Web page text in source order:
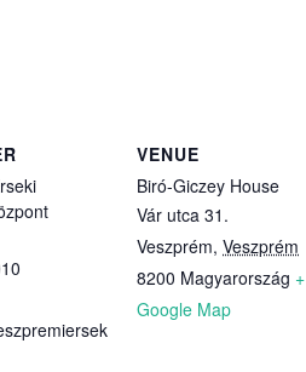
VENUE
Biró-Giczey House
Vár utca 31.
Veszprém, Veszprém
8200 Magyarország +
Google Map